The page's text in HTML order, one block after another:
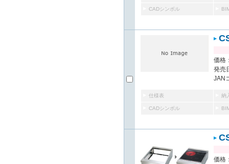
CADシンボル
価格
発売
JAN
仕様表 納
CADシンボル
価格